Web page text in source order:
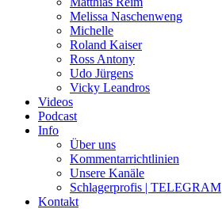
Melissa Naschenweng
Michelle
Roland Kaiser
Ross Antony
Udo Jürgens
Vicky Leandros
Videos
Podcast
Info
Über uns
Kommentarrichtlinien
Unsere Kanäle
Schlagerprofis | TELEGRAM
Kontakt